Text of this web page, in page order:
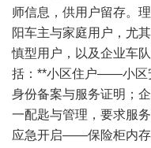
师信息，供用户留存。
阳车主与家庭用户，尤
慎型用户，以及企业车
括：**小区住户——小区
身份备案与服务证明；
一配匙与管理，要求服
应急开启——保险柜内存